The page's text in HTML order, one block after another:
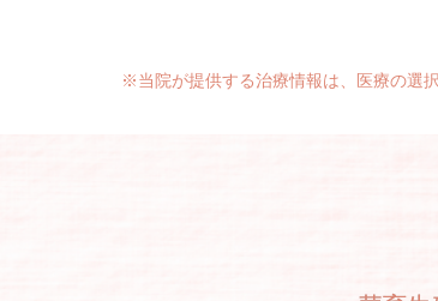
※当院が提供する治療情報は、医療の選